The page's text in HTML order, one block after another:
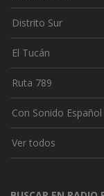
Distrito Sur
El Tucán
Ruta 789
Con Sonido Español
Ver todos